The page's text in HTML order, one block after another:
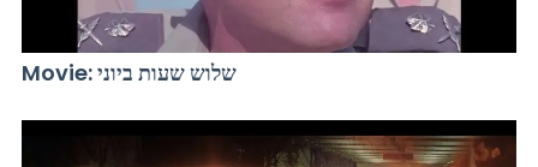
Movie: שלוש שעות ביוני